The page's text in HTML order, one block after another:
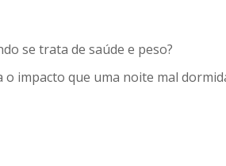
se trata de saúde e peso?
o impacto que uma noite mal